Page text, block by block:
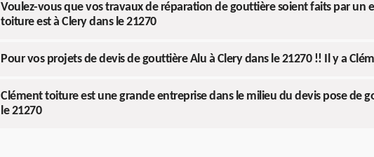
Voulez-vous que vos travaux de réparation de gouttière soient faits par un
toiture est à Clery dans le 21270
Pour vos projets de devis de gouttière Alu à Clery dans le 21270 !! Il y a
Clément toiture est une grande entreprise dans le milieu du devis pose de
le 21270